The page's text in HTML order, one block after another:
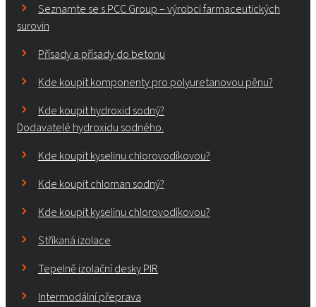
Seznamte se s PCC Group – výrobci farmaceutických
surovin
Přísady a přísady do betonu
Kde koupit komponenty pro polyuretanovou pěnu?
Kde koupit hydroxid sodný?
Dodavatelé hydroxidu sodného.
Kde koupit kyselinu chlorovodíkovou?
Kde koupit chlornan sodný?
Kde koupit kyselinu chlorovodíkovou?
Stříkaná izolace
Tepelně izolační desky PIR
Intermodální přeprava